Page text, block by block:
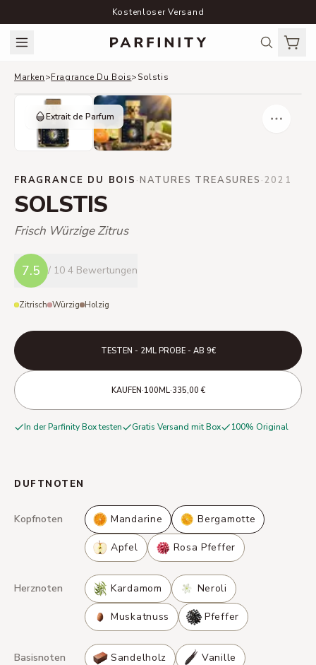
Kostenloser Versand
Marken>Fragrance Du Bois>Solstis
Extrait de Parfum
FRAGRANCE DU BOIS ·NATURES TREASURES ·2021
SOLSTIS
Frisch Würzige Zitrus
7.5 / 10 4 Bewertungen
Zitrisch Würzig Holzig
TESTEN - 2ML PROBE - AB 9€
KAUFEN·100ML·335,00 €
In der Parfinity Box testen Gratis Versand mit Box 100% Original
DUFTNOTEN
Kopfnoten Mandarine Bergamotte
Apfel Rosa Pfeffer
Herznoten Kardamom Neroli
Muskatnuss Pfeffer
Basisnoten Sandelholz Vanille